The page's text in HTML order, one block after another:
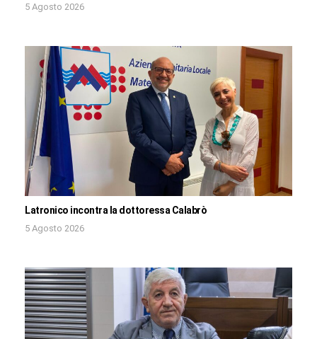
5 Agosto 2026
Latronico incontra la dottoressa Calabrò
5 Agosto 2026